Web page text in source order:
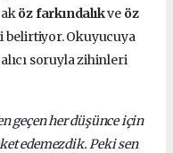
öz farkındalıkve öz
Okuyucuya
soruyla zihinleri
geçen her düşünce için
edemezdik. Peki sen